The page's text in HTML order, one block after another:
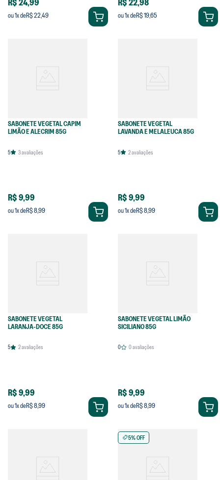
R$ 24,99
ou1x deR$ 22,49
R$ 22,98
ou1x deR$ 19,65
SABONETE VEGETAL CAPIM
LIMÃO E ALECRIM 85G
5 3avaliações
R$ 9,99
ou1x deR$ 8,99
SABONETE VEGETAL
LAVANDA E MELALEUCA 85G
5 2avaliações
R$ 9,99
ou1x deR$ 8,99
SABONETE VEGETAL
LARANJA-DOCE 85G
5 2avaliações
R$ 9,99
ou1x deR$ 8,99
SABONETE VEGETAL LIMÃO
SICILIANO 85G
0 0avaliações
R$ 9,99
ou1x deR$ 8,99
5% OFF